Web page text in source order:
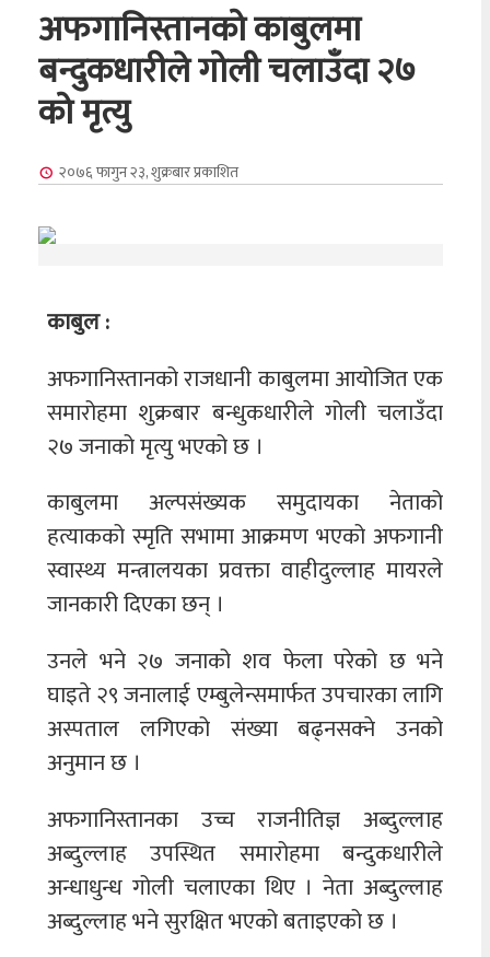
अफगानिस्तानको काबुलमा
बन्दुकधारीले गोली चलाउँदा २७
को मृत्यु
२०७६ फागुन २३, शुक्रबारप्रकाशित
काबुल :
अफगानिस्तानको राजधानी काबुलमा आयोजित एक
समारोहमा शुक्रबार बन्धुकधारीले गोली चलाउँदा
२७ जनाको मृत्यु भएको छ ।
काबुलमा अल्पसंख्यक समुदायका नेताको
हत्याकको स्मृति सभामा आक्रमण भएको अफगानी
स्वास्थ्य मन्त्रालयका प्रवक्ता वाहीदुल्लाह मायरले
जानकारी दिएका छन् ।
उनले भने २७ जनाको शव फेला परेको छ भने
घाइते २९ जनालाई एम्बुलेन्समार्फत उपचारका लागि
अस्पताल लगिएको संख्या बढ्‍नसक्‍ने उनको
अनुमान छ ।
अफगानिस्तानका उच्च राजनीतिज्ञ अब्दुल्लाह
अब्दुल्लाह उपस्थित समारोहमा बन्दुकधारीले
अन्धाधुन्ध गोली चलाएका थिए । नेता अब्दुल्लाह
अब्दुल्लाह भने सुरक्षित भएको बताइएको छ ।